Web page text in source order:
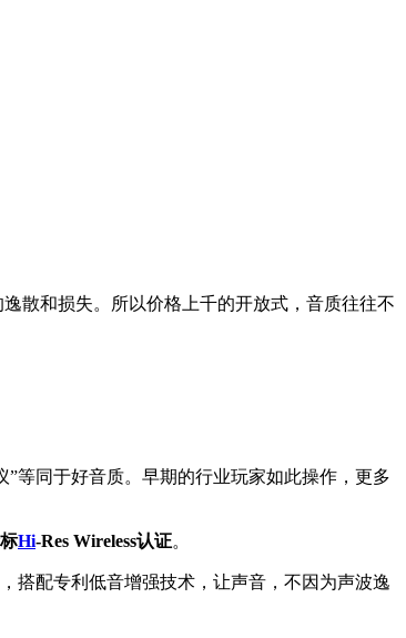
散和损失。所以价格上千的开放式，音质往往不
等同于好音质。早期的行业玩家如此操作，更多
Hi-Res Wireless认证。
搭配专利低音增强技术，让声音，不因为声波逸